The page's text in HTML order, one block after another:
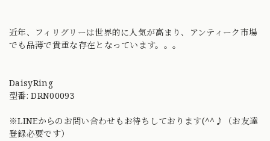
近年、フィリグリーは世界的に人気が高まり、アンティーク市場
でも品薄で貴重な存在となっています。。。
DaisyRing
型番: DRN00093
※LINEからのお問い合わせもお待ちしております(^^♪（お友達
登録必要です）